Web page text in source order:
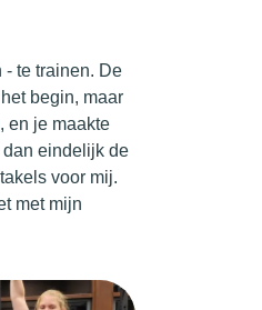
te trainen. De
begin, maar
en je maakte
dan eindelijk de
voor mij.
met mijn